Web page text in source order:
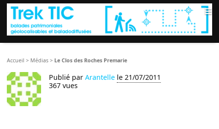
≡
Accueil > Médias > Le Clos des Roches Premarie
Publié parArantelle le 21/07/2011
367 vues